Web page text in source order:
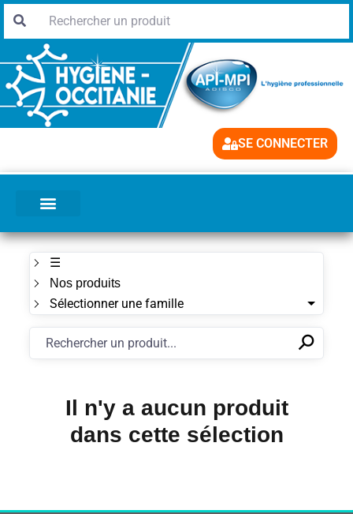
SE CONNECTER
☰
Nos produits
Sélectionner une famille
✕⚲
Il n'y a aucun produit
dans cette sélection